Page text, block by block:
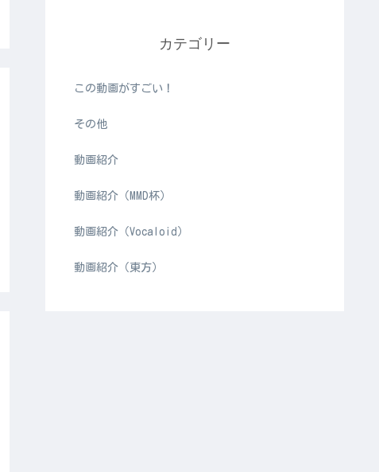
カテゴリー
この動画がすごい！
その他
動画紹介
動画紹介（MMD杯）
動画紹介（Vocaloid）
動画紹介（東方）